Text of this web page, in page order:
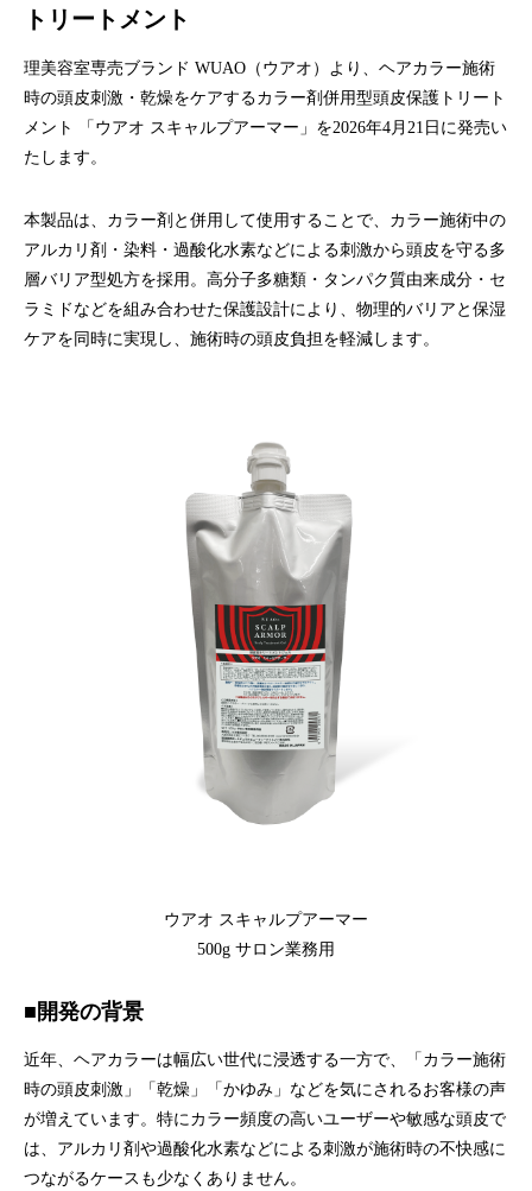
トリートメント
理美容室専売ブランド WUAO（ウアオ）より、ヘアカラー施術
時の頭皮刺激・乾燥をケアするカラー剤併用型頭皮保護トリート
メント 「ウアオ スキャルプアーマー」を2026年4月21日に発売い
たします。
本製品は、カラー剤と併用して使用することで、カラー施術中の
アルカリ剤・染料・過酸化水素などによる刺激から頭皮を守る多
層バリア型処方を採用。高分子多糖類・タンパク質由来成分・セ
ラミドなどを組み合わせた保護設計により、物理的バリアと保湿
ケアを同時に実現し、施術時の頭皮負担を軽減します。
ウアオ スキャルプアーマー
500g サロン業務用
■開発の背景
近年、ヘアカラーは幅広い世代に浸透する一方で、「カラー施術
時の頭皮刺激」「乾燥」「かゆみ」などを気にされるお客様の声
が増えています。特にカラー頻度の高いユーザーや敏感な頭皮で
は、アルカリ剤や過酸化水素などによる刺激が施術時の不快感に
つながるケースも少なくありません。